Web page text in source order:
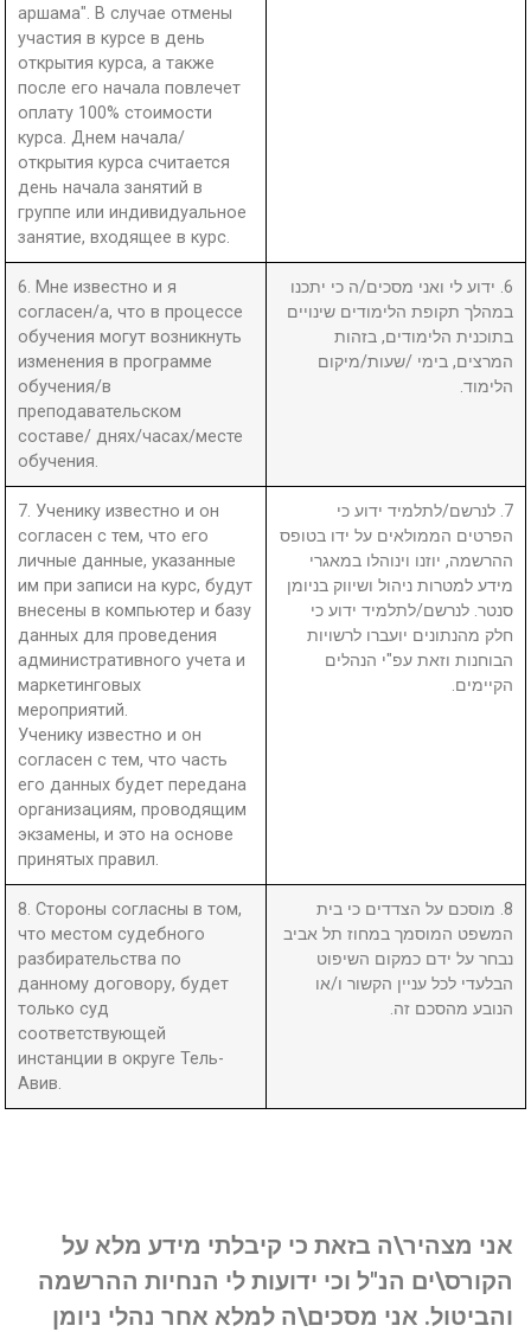
аршама". В случае отмены
участия в курсе в день
открытия курса, а также
после его начала повлечет
оплату 100% стоимости
курса. Днем начала/
открытия курса считается
день начала занятий в
группе или индивидуальное
занятие, входящее в курс.
6. Мне известно и я
согласен/а, что в процессе
обучения могут возникнуть
изменения в программе
обучения/в
преподавательском
составе/ днях/часах/месте
обучения.
6. ידוע לי ואני מסכים/ה כי יתכנו
במהלך תקופת הלימודים שינויים
בתוכנית הלימודים, בזהות
המרצים, בימי /שעות/מיקום
הלימוד.
7. Ученику известно и он
согласен с тем, что его
личные данные, указанные
им при записи на курс, будут
внесены в компьютер и базу
данных для проведения
административного учета и
маркетинговых
мероприятий.
Ученику известно и он
согласен с тем, что часть
его данных будет передана
организациям, проводящим
экзамены, и это на основе
принятых правил.
7. לנרשם/לתלמיד ידוע כי
הפרטים הממולאים על ידו בטופס
ההרשמה, יוזנו וינוהלו במאגרי
מידע למטרות ניהול ושיווק בניומן
סנטר. לנרשם/לתלמיד ידוע כי
חלק מהנתונים יועברו לרשויות
הבוחנות וזאת עפ"י הנהלים
הקיימים.
8. Стороны согласны в том,
что местом судебного
разбирательства по
данному договору, будет
только суд
соответствующей
инстанции в округе Тель-
Авив.
8. מוסכם על הצדדים כי בית
המשפט המוסמך במחוז תל אביב
נבחר על ידם כמקום השיפוט
הבלעדי לכל עניין הקשור ו/או
הנובע מהסכם זה.
אני מצהיר\ה בזאת כי קיבלתי מידע מלא על
הקורס\ים הנ"ל וכי ידועות לי הנחיות ההרשמה
והביטול. אני מסכים\ה למלא אחר נהלי ניומן